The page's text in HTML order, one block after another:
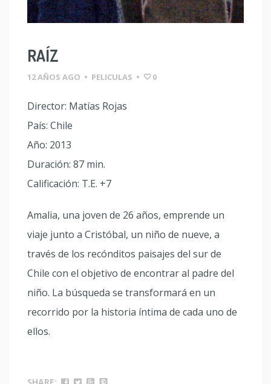
RAÍZ
12 AÑOS AGO • PELICULAS • 0
Director: Matías Rojas
País: Chile
Año: 2013
Duración: 87 min.
Calificación: T.E. +7
Amalia, una joven de 26 años, emprende un
viaje junto a Cristóbal, un niño de nueve, a
través de los recónditos paisajes del sur de
Chile con el objetivo de encontrar al padre del
niño. La búsqueda se transformará en un
recorrido por la historia íntima de cada uno de
ellos.